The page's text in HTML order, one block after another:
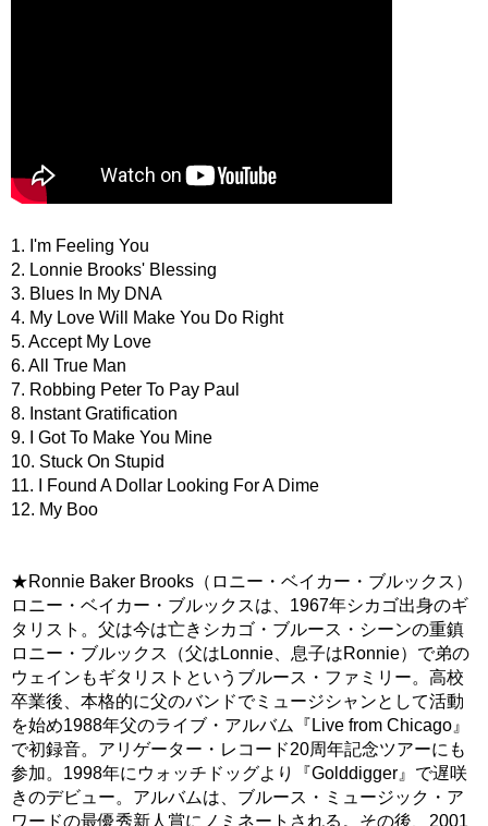
1. I'm Feeling You
2. Lonnie Brooks' Blessing
3. Blues In My DNA
4. My Love Will Make You Do Right
5. Accept My Love
6. All True Man
7. Robbing Peter To Pay Paul
8. Instant Gratification
9. I Got To Make You Mine
10. Stuck On Stupid
11. I Found A Dollar Looking For A Dime
12. My Boo
★Ronnie Baker Brooks（ロニー・ベイカー・ブルックス）
ロニー・ベイカー・ブルックスは、1967年シカゴ出身のギ
タリスト。父は今は亡きシカゴ・ブルース・シーンの重鎮
ロニー・ブルックス（父はLonnie、息子はRonnie）で弟の
ウェインもギタリストというブルース・ファミリー。高校
卒業後、本格的に父のバンドでミュージシャンとして活動
を始め1988年父のライブ・アルバム『Live from Chicago』
で初録音。アリゲーター・レコード20周年記念ツアーにも
参加。1998年にウォッチドッグより『Golddigger』で遅咲
きのデビュー。アルバムは、ブルース・ミュージック・ア
ワードの最優秀新人賞にノミネートされる。その後、2001